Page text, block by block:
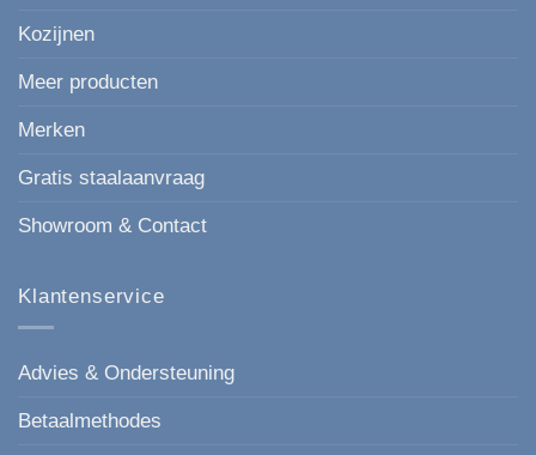
Kozijnen
Meer producten
Merken
Gratis staalaanvraag
Showroom & Contact
Klantenservice
Advies & Ondersteuning
Betaalmethodes